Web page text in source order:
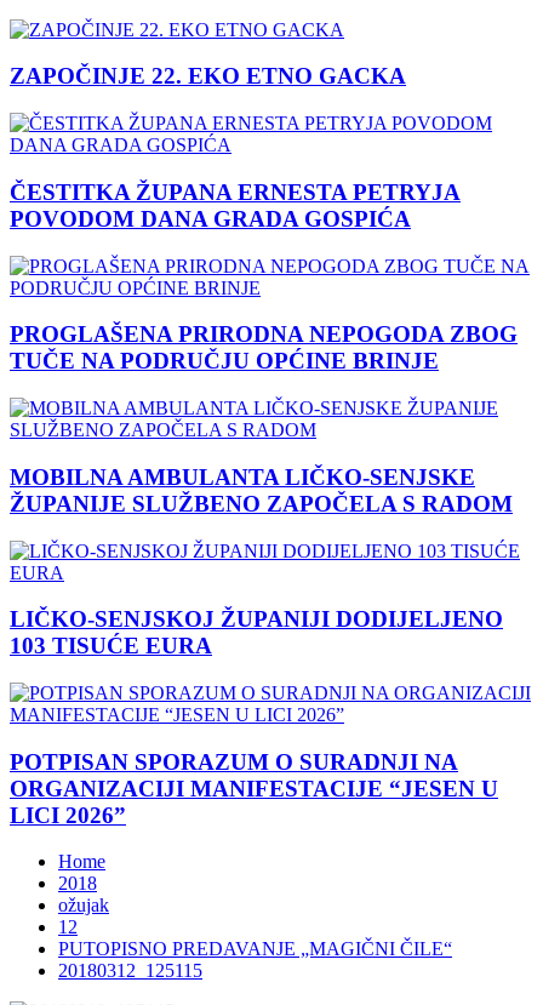
ZAPOČINJE 22. EKO ETNO GACKA
ČESTITKA ŽUPANA ERNESTA PETRYJA
POVODOM DANA GRADA GOSPIĆA
PROGLAŠENA PRIRODNA NEPOGODA ZBOG
TUČE NA PODRUČJU OPĆINE BRINJE
MOBILNA AMBULANTA LIČKO-SENJSKE
ŽUPANIJE SLUŽBENO ZAPOČELA S RADOM
LIČKO-SENJSKOJ ŽUPANIJI DODIJELJENO
103 TISUĆE EURA
POTPISAN SPORAZUM O SURADNJI NA
ORGANIZACIJI MANIFESTACIJE “JESEN U
LICI 2026”
Home
2018
ožujak
12
PUTOPISNO PREDAVANJE „MAGIČNI ČILE“
20180312_125115